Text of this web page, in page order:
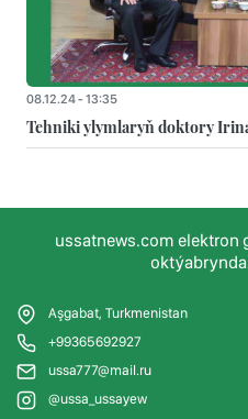
08.12.24 - 13:35
Tehniki ylymlaryň doktory
ussatnews.com elektron
Aşgabat, Turkmenistan
+99365692927
ussa777@mail.ru
@ussa_ussayew